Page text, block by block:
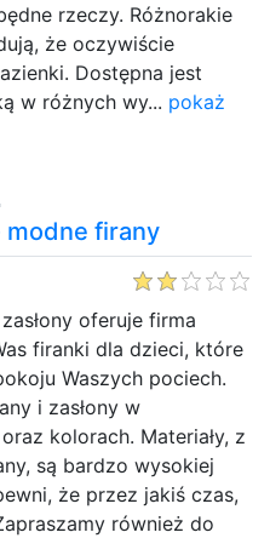
rzeczy. Różnorakie
że oczywiście
Dostępna jest
w różnych wy... pokaż
firany
oferuje firma
firanki dla dzieci, które
Waszych pociech.
i zasłony w
kolorach. Materiały, z
są bardzo wysokiej
że przez jakiś czas,
również do